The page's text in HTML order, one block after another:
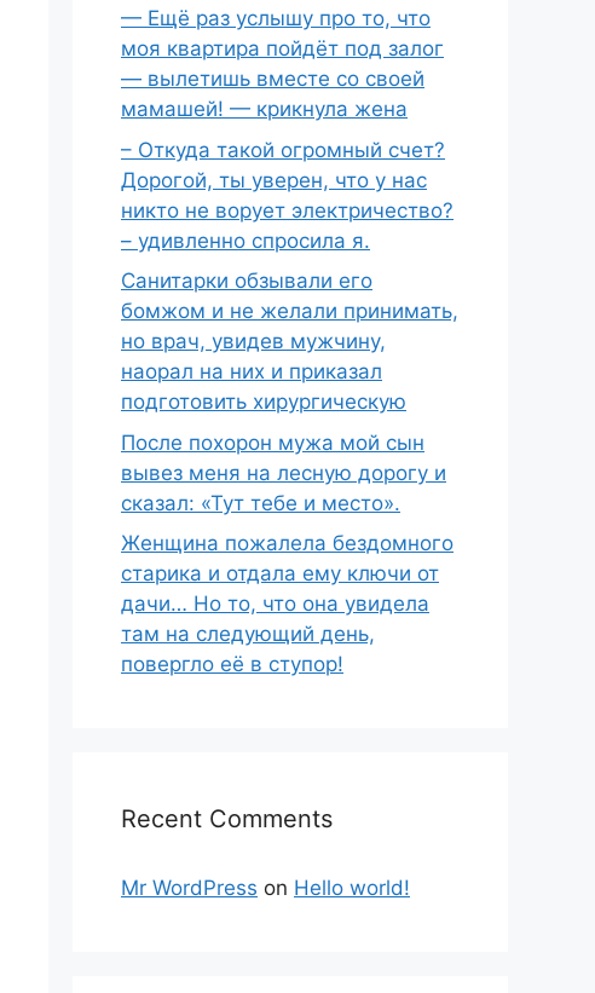
— Ещё раз услышу про то, что
моя квартира пойдёт под залог
— вылетишь вместе со своей
мамашей! — крикнула жена
– Откуда такой огромный счет?
Дорогой, ты уверен, что у нас
никто не ворует электричество?
– удивленно спросила я.
Санитарки обзывали его
бомжом и не желали принимать,
но врач, увидев мужчину,
наорал на них и приказал
подготовить хирургическую
После похорон мужа мой сын
вывез меня на лесную дорогу и
сказал: «Тут тебе и место».
Женщина пожалела бездомного
старика и отдала ему ключи от
дачи… Но то, что она увидела
там на следующий день,
повергло её в ступор!
Recent Comments
Mr WordPress on Hello world!